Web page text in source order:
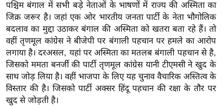
ल
बे
मि
सा
ल
श
ख्सि
पश्चिम बंगाल में सभी बड़े नेताओं के भाषणों में राज्य की अस्मिता का
जिक्र जरूर है। जहां एक ओर भारतीय जनता पार्टी के नेता भौगोलिक
बदलाव का मुद्दा उठाकर बंगाल की अस्मिता को खतरा बता रहे हैं। तो
वहीं तृणमूल कांग्रेस ने बीजेपी पर बंगाली पहचान पर हमले का आरोप
लगाया है। दरअसल, यहां पर अस्मिता का मतलब बंगाली पहचान से है,
जिसको ममता बनर्जी की पार्टी तृणमूल कांग्रेस यानी टीएमसी ने खुद के
साथ जोड़ लिया है। वहीं भाजपा के लिए यह चुनाव वैचारिक अस्तित्व के
विस्तार की है। जिसको पार्टी अक्सर हिंदू पहचान की रक्षा के तौर पर
खुद से जोड़ती है।